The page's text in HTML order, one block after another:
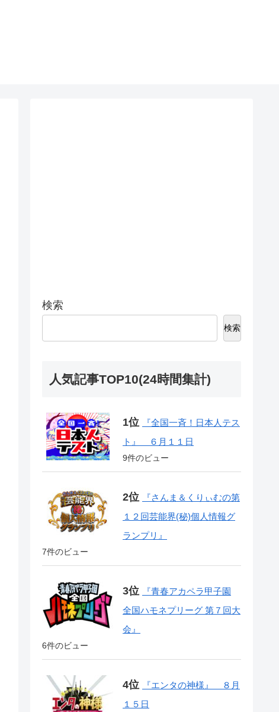
検索
検索
人気記事TOP10(24時間集計)
『全国一斉！日本人テス
ト』 ６月１１日
9件のビュー
『さんま＆くりぃむの第
１２回芸能界(秘)個人情報グ
ランプリ』
7件のビュー
『青春アカペラ甲子園
全国ハモネプリーグ 第７回大
会』
6件のビュー
『エンタの神様』 ８月
１５日